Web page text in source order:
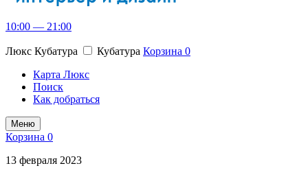
10:00 — 21:00
Люкс Кубатура Кубатура Корзина 0
Карта Люкс
Поиск
Как добраться
Меню
Корзина 0
13 февраля 2023